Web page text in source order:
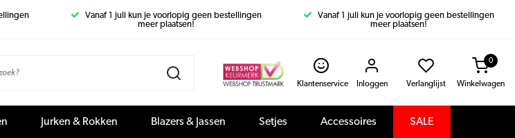
Vanaf 1 juli kun je voorlopig geen bestellingen
meer plaatsen!
Vanaf 1 juli kun je voorlopig geen bestellingen
meer plaatsen!
Klantenservice Inloggen Verlanglijst Winkelwagen
0
Jurken & Rokken Blazers & Jassen Setjes Accessoires SALE